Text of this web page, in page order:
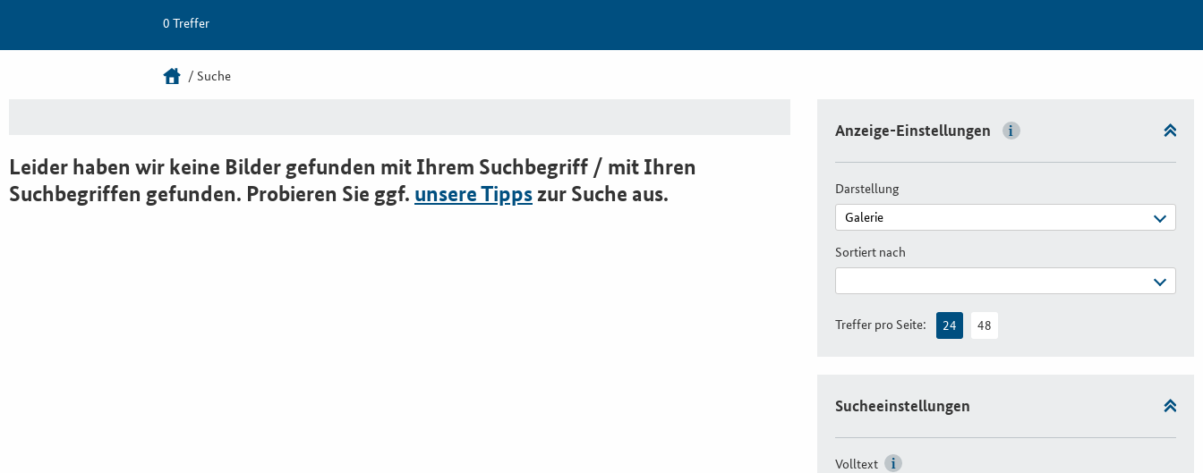
0 Treffer
Suche
Leider haben wir keine Bilder gefunden mit Ihrem Suchbegriff / mit Ihren
Suchbegriffen gefunden. Probieren Sie ggf. unsere Tippszur Suche aus.
Anzeige-Einstellungen
Darstellung
Sortiert nach
Treffer pro Seite: 24 48
Sucheeinstellungen
Volltext